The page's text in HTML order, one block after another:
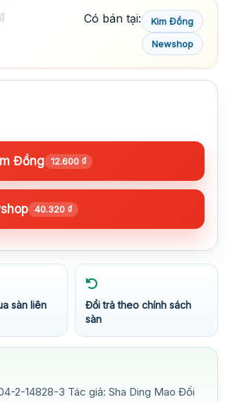
Có bán tại:
Kim Đồng
Newshop
Đồng 12.600 ₫
40.320 ₫
sàn liên
Đổi trả theo chính sách
sàn
2-14828-3 Tác giả: Sha Ding Mao Đối